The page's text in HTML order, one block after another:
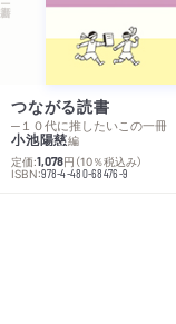
つながる読書
─１０代に推したいこの一冊
小池陽慈編
定価:1,078円 （10％税込み）
ISBN:978-4-480-68476-9